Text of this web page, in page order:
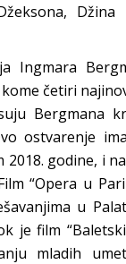
Džina
Ingmara
četiri
Bergmana
ostvarenje
godine, i
“Opera u
u
je film
mladih